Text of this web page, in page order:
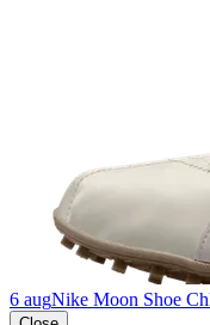
6 augNike Moon Shoe